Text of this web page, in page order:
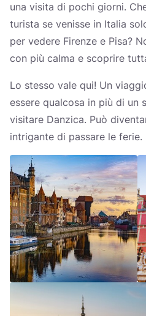
una visita di pochi giorni.
turista se venisse in Italia
per vedere Firenze e Pisa?
con più calma e scoprire
Lo stesso vale qui! Un
essere qualcosa in più di un
visitare Danzica. Può
intrigante di passare le ferie.